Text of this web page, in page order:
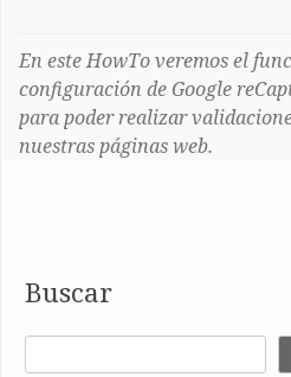
En este HowTo veremos el
configuración de Google
para poder realizar
nuestras páginas web.
Buscar